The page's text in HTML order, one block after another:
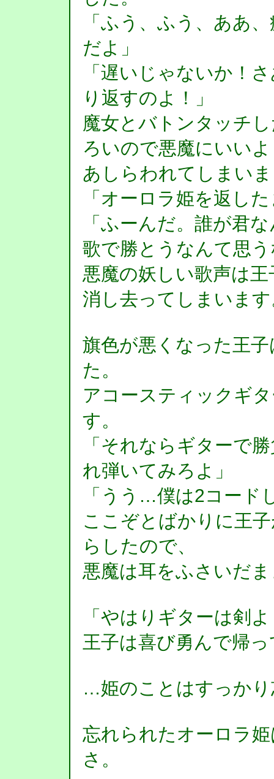
「ふう、ふう、ああ
だよ」
「遅いじゃないか！
り返すのよ！」
魔女とバトンタッチ
ろいので悪魔にいい
あしらわれてしまい
「オーロラ姫を返し
「ふーんだ。誰が君
歌で勝とうなんて思
悪魔の妖しい歌声は
消し去ってしまいま
旗色が悪くなった王
た。
アコースティックギ
す。
「それならギターで
れ弾いてみろよ」
「うう…僕は2コー
ここぞとばかりに王
らしたので、
悪魔は耳をふさいだ
「やはりギターは剣
王子は喜び勇んで帰
…姫のことはすっか
忘れられたオーロラ
さ。